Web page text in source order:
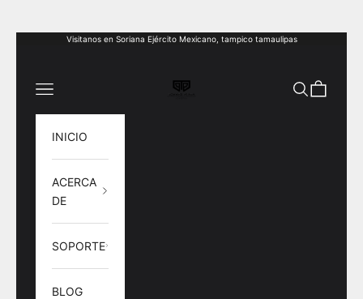
Ir al contenidoVisitanos en Soriana Ejército Mexicano, tampico tamaulipas
Joyería Torres Plata
Abrir menú de navegación AbrirAbrir
INICIO
ACERCA
DE
SOPORTE
BLOG